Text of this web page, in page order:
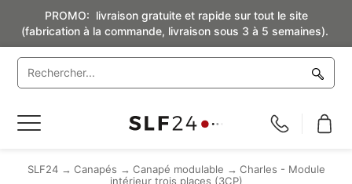
PROMO: livraison gratuite et rapide sur tout le site
(fabrication à la commande, livraison sous 3 à 5 semaines).
Basculer
SLF24 Canapés Canapé modulable
Charles - Module
intérieur trois places (3CP)